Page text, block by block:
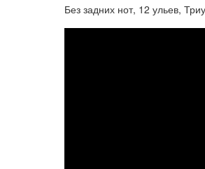
Без задних нот, 12 ульев,